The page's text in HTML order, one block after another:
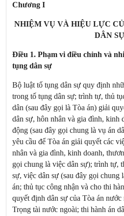
Chương I
NHIỆM VỤ VÀ HIỆU LỰC
DÂN
Điều 1. Phạm vi điều chỉnh và
tụng dân sự
Bộ luật tố tụng dân sự quy định
trong tố tụng dân sự; trình tự, thủ
dân (sau đây gọi là Tòa án) giải
dân sự, hôn nhân và gia đình, kinh
động (sau đây gọi chung là vụ án
yêu cầu để Tòa án giải quyết các
nhân và gia đình, kinh doanh,
gọi chung là việc dân sự); trình tự,
sự, việc dân sự (sau đây gọi chung
án; thủ tục công nhận và cho thi
quyết định dân sự của Tòa án nước
Trọng tài nước ngoài; thi hành án